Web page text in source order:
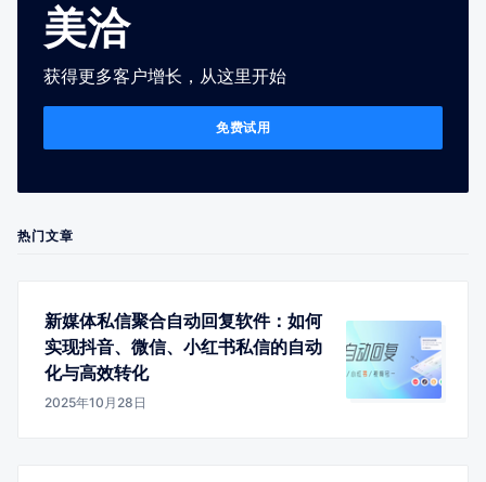
美洽
获得更多客户增长，从这里开始
免费试用
热门文章
新媒体私信聚合自动回复软件：如何
实现抖音、微信、小红书私信的自动
化与高效转化
2025年10月28日